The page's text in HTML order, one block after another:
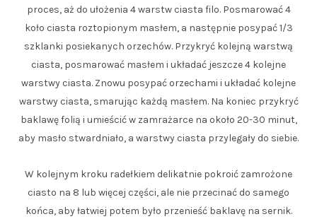
proces, aż do ułożenia 4 warstw ciasta filo. Posmarować 4
koło ciasta roztopionym masłem, a następnie posypać 1/3
szklanki posiekanych orzechów. Przykryć kolejną warstwą
ciasta, posmarować masłem i układać jeszcze 4 kolejne
warstwy ciasta. Znowu posypać orzechami i układać kolejne
warstwy ciasta, smarując każdą masłem. Na koniec przykryć
baklawę folią i umieścić w zamrażarce na około 20-30 minut,
aby masło stwardniało, a warstwy ciasta przylegały do siebie.
W kolejnym kroku radełkiem delikatnie pokroić zamrożone
ciasto na 8 lub więcej części, ale nie przecinać do samego
końca, aby łatwiej potem było przenieść baklavę na sernik.